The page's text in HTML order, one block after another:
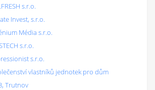
s.r.o.
Invest, s.r.o.
Média s.r.o.
s.r.o.
s.r.o.
vlastníků jednotek pro dům
Trutnov